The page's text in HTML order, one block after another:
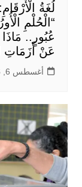
لُغَةُ
عُبُورٍ..
عَنْ أَزَمَاتِ
أغسطس 6, 2026